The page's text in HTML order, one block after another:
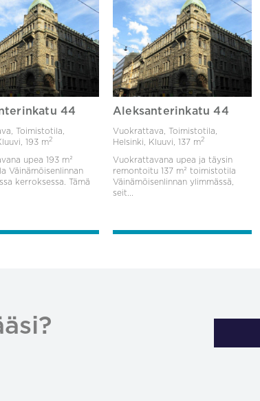
44
Toimistotila,
193 m2
upea 193 m²
Väinämöisenlinnan
kerroksessa. Tämä
Aleksanterinkatu 44
Vuokrattava, Toimistotila,
Helsinki, Kluuvi, 137 m2
Vuokrattavana upea ja täysin
remontoitu 137 m² toimistotila
Väinämöisenlinnan ylimmässä,
seit...